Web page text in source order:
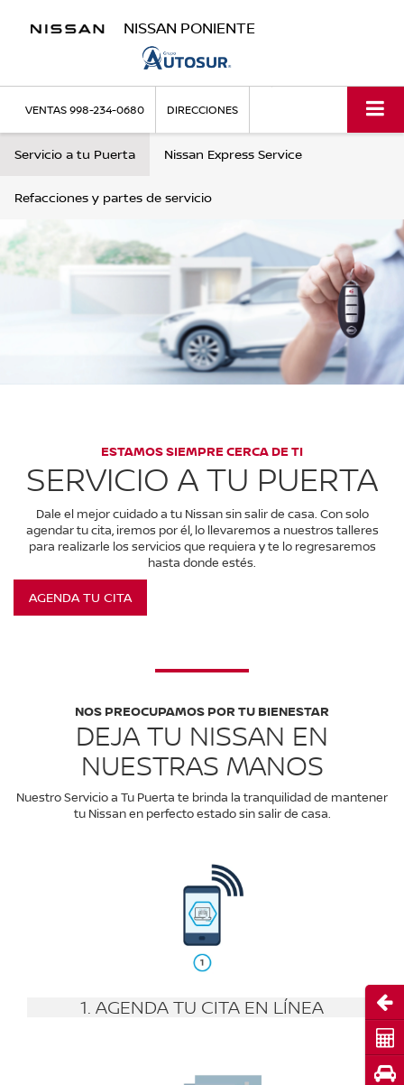
NISSAN PONIENTE
VENTAS998-234-0680 DIRECCIONES
Servicio a tu Puerta Nissan Express Service
Refacciones y partes de servicio
ESTAMOS SIEMPRE CERCA DE TI
SERVICIO A TU PUERTA
Dale el mejor cuidado a tu Nissan sin salir de casa. Con solo
agendar tu cita, iremos por él, lo llevaremos a nuestros talleres
para realizarle los servicios que requiera y te lo regresaremos
hasta donde estés.
AGENDA TU CITA
NOS PREOCUPAMOS POR TU BIENESTAR
DEJA TU NISSAN EN
NUESTRAS MANOS
Nuestro Servicio a Tu Puerta te brinda la tranquilidad de mantener
tu Nissan en perfecto estado sin salir de casa.
1. AGENDA TU CITA EN LÍNEA